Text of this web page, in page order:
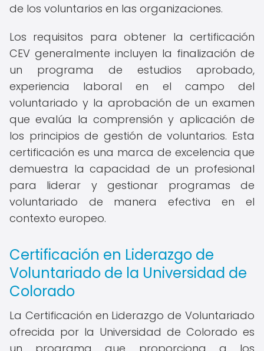
de los voluntarios en las organizaciones.
Los requisitos para obtener la certificación
CEV generalmente incluyen la finalización de
un programa de estudios aprobado,
experiencia laboral en el campo del
voluntariado y la aprobación de un examen
que evalúa la comprensión y aplicación de
los principios de gestión de voluntarios. Esta
certificación es una marca de excelencia que
demuestra la capacidad de un profesional
para liderar y gestionar programas de
voluntariado de manera efectiva en el
contexto europeo.
Certificación en Liderazgo de
Voluntariado de la Universidad de
Colorado
La Certificación en Liderazgo de Voluntariado
ofrecida por la Universidad de Colorado es